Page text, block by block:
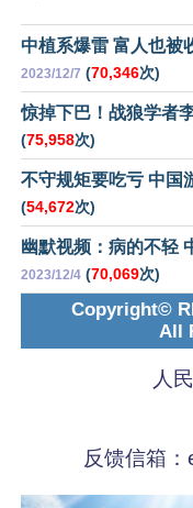
中植系爆雷 富人也被
2023/12/7 (70,346次)
惊掉下巴！战狼学者
(75,958次)
不守规矩要吃亏 中国
(54,672次)
幽默视频：病的不轻
2023/12/4 (70,069次)
Copyright©
All
人
反馈信箱：